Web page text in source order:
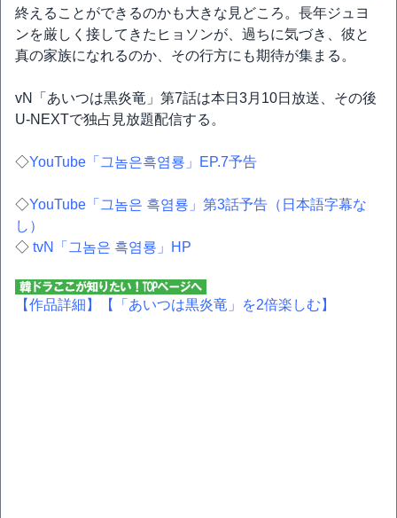
終えることができるのかも大きな見どころ。長年ジュヨ
ンを厳しく接してきたヒョソンが、過ちに気づき、彼と
真の家族になれるのか、その行方にも期待が集まる。
vN「あいつは黒炎竜」第7話は本日3月10日放送、その後
U-NEXTで独占見放題配信する。
◇YouTube「그놈은흑염룡」EP.7予告
◇YouTube「그놈은 흑염룡」第3話予告（日本語字幕な
し）
◇ tvN「그놈은 흑염룡」HP
【作品詳細】 【「あいつは黒炎竜」を2倍楽しむ】